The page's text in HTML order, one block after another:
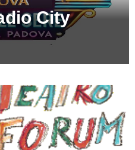
City